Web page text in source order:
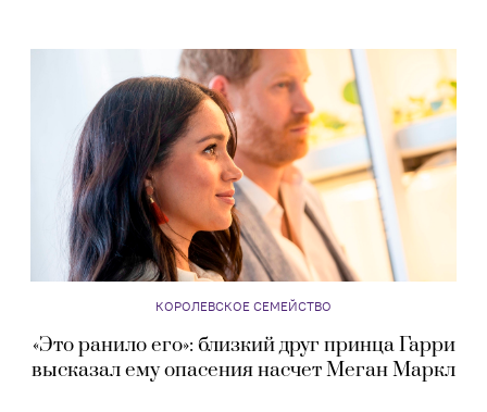
КОРОЛЕВСКОЕ СЕМЕЙСТВО
«Это ранило его»: близкий друг принца Гарри
высказал ему опасения насчет Меган Маркл